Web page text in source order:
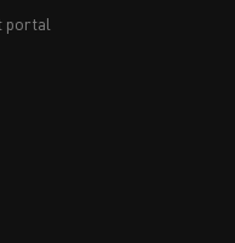
portal